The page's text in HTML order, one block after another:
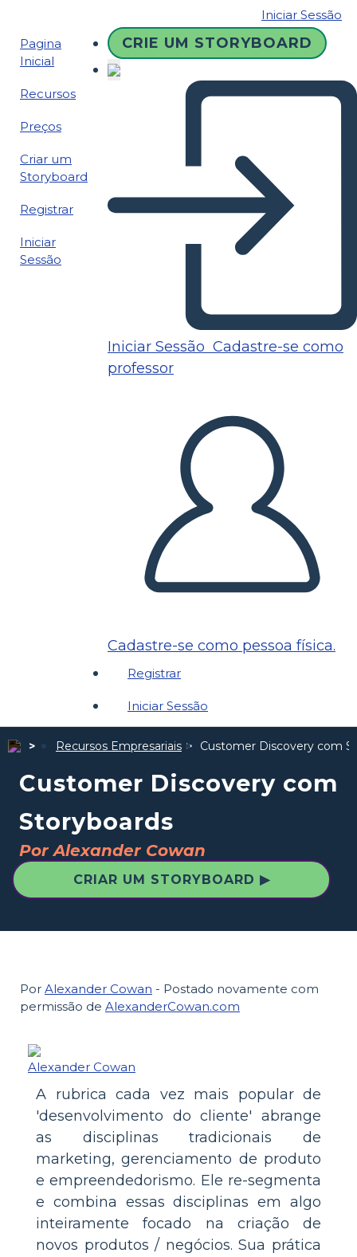
Iniciar Sessão
Pagina
Inicial
Recursos
Preços
Criar um
Storyboard
Registrar
Iniciar
Sessão
CRIE UM STORYBOARD
Iniciar Sessão Cadastre-se como
professor
Cadastre-se como pessoa física.
Registrar
Iniciar Sessão
Recursos Empresariais Customer Discovery com
Customer Discovery com
Storyboards
Por Alexander Cowan
CRIAR UM STORYBOARD ▶
Por Alexander Cowan - Postado novamente com
permissão de AlexanderCowan.com
Alexander Cowan
A rubrica cada vez mais popular de
'desenvolvimento do cliente' abrange
as disciplinas tradicionais de
marketing, gerenciamento de produto
e empreendedorismo. Ele re-segmenta
e combina essas disciplinas em algo
inteiramente focado na criação de
novos produtos / negócios. Sua prática